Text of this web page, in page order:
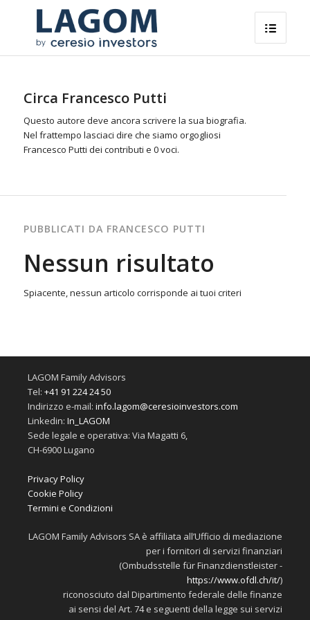
Circa Francesco Putti
Questo autore deve ancora scrivere la sua biografia.
Nel frattempo lasciaci dire che siamo orgogliosi
Francesco Putti dei contributi e 0 voci.
PUBBLICATI DA FRANCESCO PUTTI
Nessun risultato
Spiacente, nessun articolo corrisponde ai tuoi criteri
LAGOM Family Advisors
Tel: +41 91 224 24 50
Indirizzo e-mail: info.lagom@ceresioinvestors.com
Linkedin: In_LAGOM
Sede legale e operativa: Via Magatti 6,
CH-6900 Lugano
Privacy Policy
Cookie Policy
Termini e Condizioni
LAGOM Family Advisors SA è affiliata all’Ufficio di mediazione
per i fornitori di servizi finanziari
(Ombudsstelle für Finanzdienstleister -
https://www.ofdl.ch/it/)
riconosciuto dal Dipartimento federale delle finanze
ai sensi del Art. 74 e seguenti della legge sui servizi